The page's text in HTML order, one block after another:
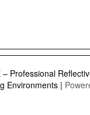
Professional
Environments |